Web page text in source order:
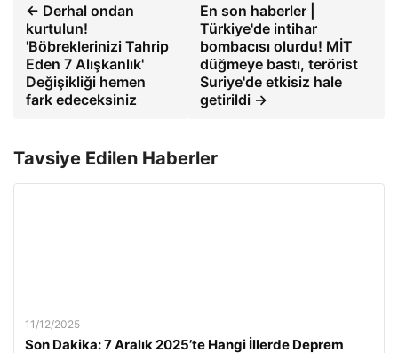
← Derhal ondan
kurtulun!
'Böbreklerinizi Tahrip
Eden 7 Alışkanlık'
Değişikliği hemen
fark edeceksiniz
En son haberler |
Türkiye'de intihar
bombacısı olurdu! MİT
düğmeye bastı, terörist
Suriye'de etkisiz hale
getirildi →
Tavsiye Edilen Haberler
11/12/2025
Son Dakika: 7 Aralık 2025’te Hangi İllerde Deprem